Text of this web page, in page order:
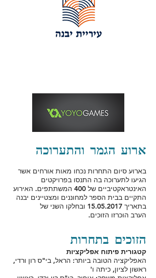
ארוע הגמר והתערוכה
בארוע סיום התחרות נכחו מאות אורחים אשר
הגיעו לתערוכה בה התנסו בפרויקטים
האינטראקטיביים של 400 המשתתפים. האירוע
התקיים בבית הספר למחוננים ומצטיינים יבנה
בתאריך 15.05.2017 ובחלקו השני של
הערב הוכרזו הזוכים.
הזוכים בתחרות
קטגורית פיתוח אפליקציות
האפליקציה הטובה ביותר: הראל, בי"ס רון ורדי,
ראשון לציון, כיתה ו'